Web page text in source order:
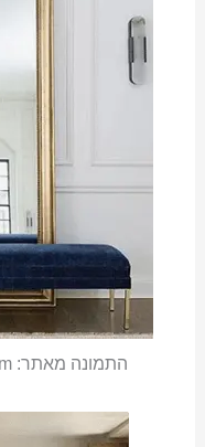
התמונה מאתר: https://www.decorobject.com